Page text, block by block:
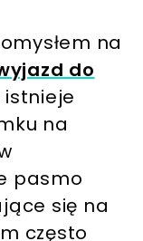
na
do
istnieje
na
pasmo
się na
często